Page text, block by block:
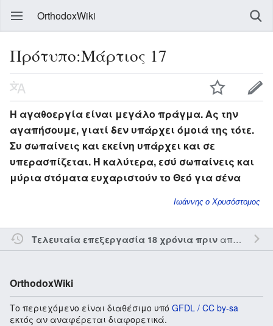
OrthodoxWiki
Πρότυπο:Μάρτιος 17
Η αγαθοεργία είναι μεγάλο πράγμα. Ας την
αγαπήσουμε, γιατί δεν υπάρχει όμοιά της τότε.
Συ σωπαίνεις και εκείνη υπάρχει και σε
υπερασπίζεται. Ή καλύτερα, εσύ σωπαίνεις και
μύρια στόματα ευχαριστούν το Θεό για σένα
Ιωάννης ο Χρυσόστομος
Τελευταία επεξεργασία 18 χρόνια πριναπό τον την
OrthodoxWiki
Το περιεχόμενο είναι διαθέσιμο υπό GFDL / CC by-sa
εκτός αν αναφέρεται διαφορετικά.